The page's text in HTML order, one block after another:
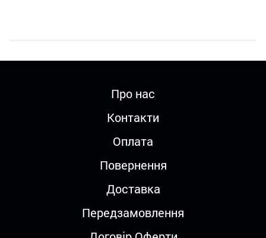
Про нас
Контакти
Оплата
Повернення
Доставка
Передзамовлення